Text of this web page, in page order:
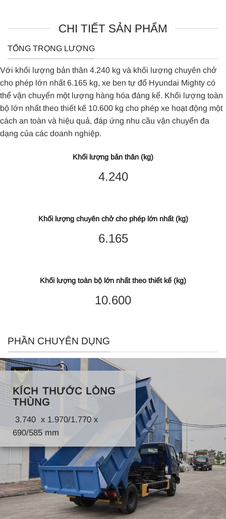
CHI TIẾT SẢN PHẨM
TỔNG TRỌNG LƯỢNG
Với khối lượng bản thân 4.240 kg và khối lượng chuyên chở
cho phép lớn nhất 6.165 kg, xe ben tự đổ Hyundai Mighty có
thể vận chuyển một lượng hàng hóa đáng kể. Khối lượng toàn
bộ lớn nhất theo thiết kế 10.600 kg cho phép xe hoạt động một
cách an toàn và hiệu quả, đáp ứng nhu cầu vận chuyển đa
dạng của các doanh nghiệp.
Khối lượng bản thân (kg)
4.240
Khối lượng chuyên chở cho phép lớn nhất (kg)
6.165
Khối lượng toàn bộ lớn nhất theo thiết kế (kg)
10.600
PHẦN CHUYÊN DỤNG
KÍCH THƯỚC LÒNG
THÙNG
3.740 x 1.970/1.770 x
690/585 mm